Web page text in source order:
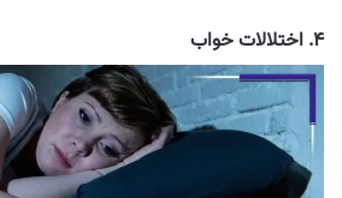
۴. اختلالات خواب